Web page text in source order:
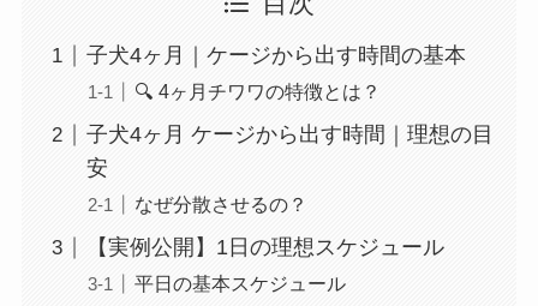
子犬4ヶ月｜ケージから出す時間の基本
🔍 4ヶ月チワワの特徴とは？
子犬4ヶ月 ケージから出す時間｜理想の目
安
なぜ分散させるの？
【実例公開】1日の理想スケジュール
平日の基本スケジュール